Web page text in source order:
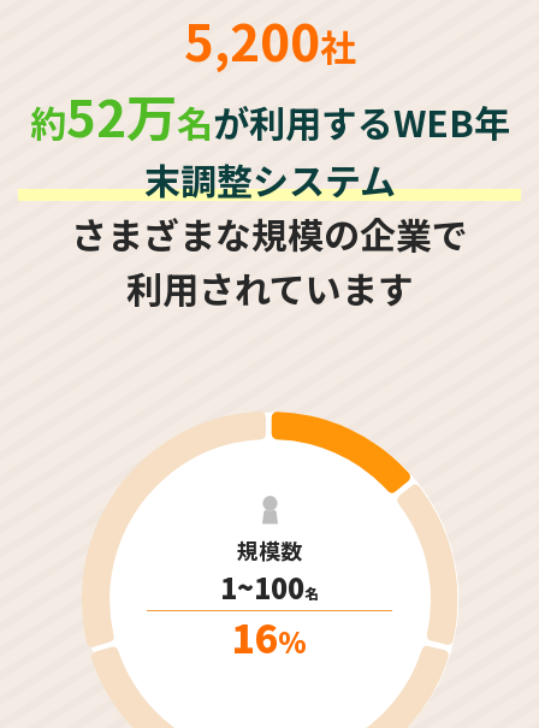
5,200社
約52万名が利用するWEB年
末調整システム
さまざまな規模の企業で
利用されています
規模数
1~100名
16%